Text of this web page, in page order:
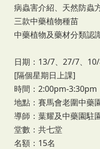
病蟲害介紹、天然防蟲
三款中藥植物種苗
中藥植物及藥材分類認
日期：13/7、27/7、
[隔個星期日上課]
時間：2:00pm-3:30pm
地點：賽馬會老圍中藥
導師：葉耀及中藥園駐
堂數：共七堂
名額：15名